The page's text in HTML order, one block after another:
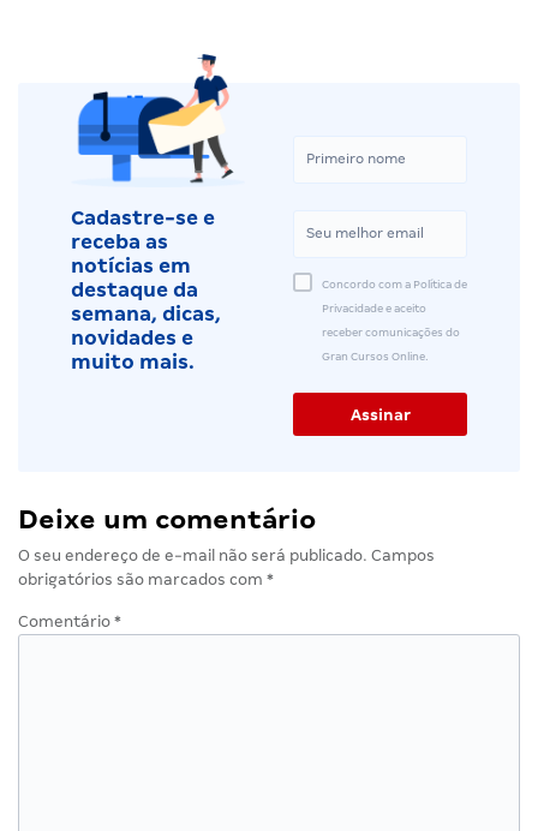
Cadastre-se e
receba as
notícias em
destaque da
semana, dicas,
novidades e
muito mais.
Concordo com a Política de
Privacidade e aceito
receber comunicações do
Gran Cursos Online.
Deixe um comentário
O seu endereço de e-mail não será publicado. Campos
obrigatórios são marcados com *
Comentário *